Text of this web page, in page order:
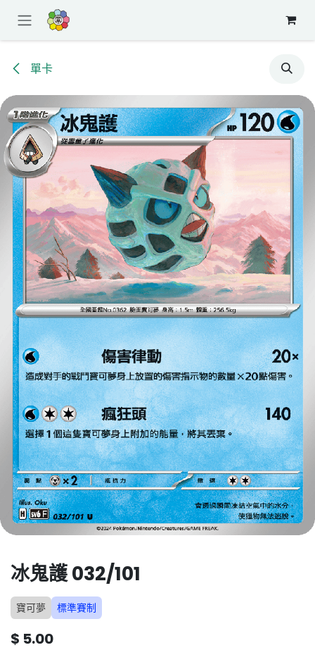
單卡
冰鬼護 032/101
寶可夢 標準賽制
$ 5.00